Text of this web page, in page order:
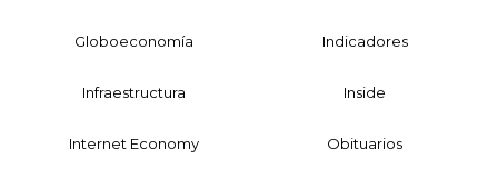
Globoeconomía Indicadores
Infraestructura Inside
Internet Economy Obituarios